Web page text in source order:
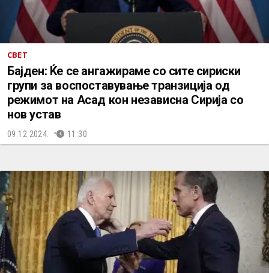
СВЕТ
Бајден: Ќе се ангажираме со сите сириски
групи за воспоставување транзиција од
режимот на Асад кон независна Сирија со
нов устав
09.12.2024. 11:30